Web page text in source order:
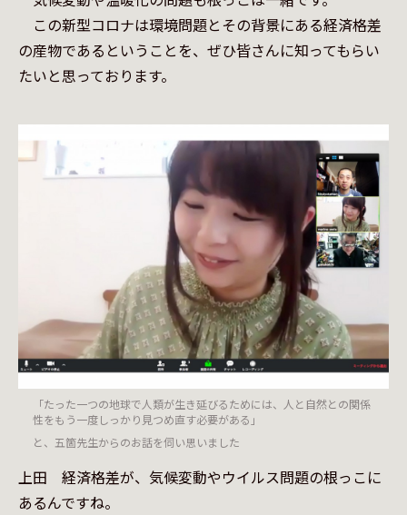
この新型コロナは環境問題とその背景にある経済格差
の産物であるということを、ぜひ皆さんに知ってもらい
たいと思っております。
「たった一つの地球で人類が生き延びるためには、人と自然との関係
性をもう一度しっかり見つめ直す必要がある」
と、五箇先生からのお話を伺い思いました
上田　経済格差が、気候変動やウイルス問題の根っこに
あるんですね。